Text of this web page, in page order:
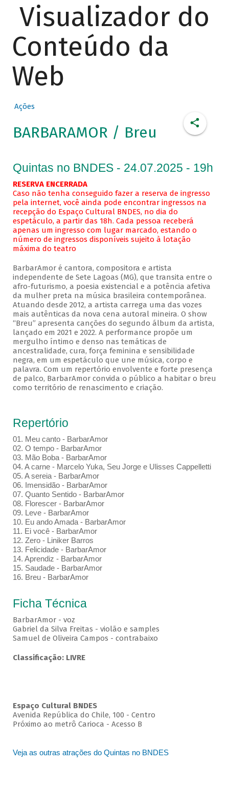
Visualizador do
Conteúdo da
Web
Ações
BARBARAMOR / Breu
Quintas no BNDES - 24.07.2025 - 19h
RESERVA ENCERRADA
Caso não tenha conseguido fazer a reserva de ingresso
pela internet, você ainda pode encontrar ingressos na
recepção do Espaço Cultural BNDES, no dia do
espetáculo, a partir das 18h. Cada pessoa receberá
apenas um ingresso com lugar marcado, estando o
número de ingressos disponíveis sujeito à lotação
máxima do teatro
BarbarAmor é cantora, compositora e artista
independente de Sete Lagoas (MG), que transita entre o
afro-futurismo, a poesia existencial e a potência afetiva
da mulher preta na música brasileira contemporânea.
Atuando desde 2012, a artista carrega uma das vozes
mais autênticas da nova cena autoral mineira. O show
“Breu” apresenta canções do segundo álbum da artista,
lançado em 2021 e 2022. A performance propõe um
mergulho íntimo e denso nas temáticas de
ancestralidade, cura, força feminina e sensibilidade
negra, em um espetáculo que une música, corpo e
palavra. Com um repertório envolvente e forte presença
de palco, BarbarAmor convida o público a habitar o breu
como território de renascimento e criação.
Repertório
01. Meu canto - BarbarAmor
02. O tempo - BarbarAmor
03. Mão Boba - BarbarAmor
04. A carne - Marcelo Yuka, Seu Jorge e Ulisses Cappelletti
05. A sereia - BarbarAmor
06. Imensidão - BarbarAmor
07. Quanto Sentido - BarbarAmor
08. Florescer - BarbarAmor
09. Leve - BarbarAmor
10. Eu ando Amada - BarbarAmor
11. Ei você - BarbarAmor
12. Zero - Liniker Barros
13. Felicidade - BarbarAmor
14. Aprendiz - BarbarAmor
15. Saudade - BarbarAmor
16. Breu - BarbarAmor
Ficha Técnica
BarbarAmor - voz
Gabriel da Silva Freitas - violão e samples
Samuel de Oliveira Campos - contrabaixo
Classificação: LIVRE
Espaço Cultural BNDES
Avenida República do Chile, 100 - Centro
Próximo ao metrô Carioca - Acesso B
Veja as outras atrações do Quintas no BNDES